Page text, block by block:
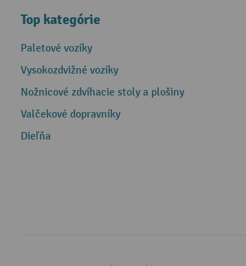
Top kategórie
Paletové vozíky
Vysokozdvižné vozíky
Nožnicové zdvíhacie stoly a plošiny
Valčekové dopravníky
Dieľňa